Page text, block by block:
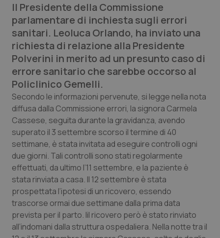
Lettere al direttore
Edizioni Regionali
QS Pro
Professionisti Sanitari.AI
Abruzzo
Basilicata
Calabria
Campania
Emilia-Romagna
QS Pro Gold
Artrite & artrosi
Asma & BPCO
Car-T
Colesterolo & coronaropatie
QS Club Newsletter
Il Presidente della Commissione
parlamentare di inchiesta sugli errori
sanitari. Leoluca Orlando, ha inviato una
richiesta di relazione alla Presidente
Polverini in merito ad un presunto caso di
errore sanitario che sarebbe occorso al
Policlinico Gemelli.
Secondo le informazioni pervenute, si legge nella nota
diffusa dalla Commissione errori, la signora Carmela
Cassese, seguita durante la gravidanza, avendo
superato il 3 settembre scorso il termine di 40
settimane, è stata invitata ad eseguire controlli ogni
due giorni. Tali controlli sono stati regolarmente
effettuati, da ultimo l’11 settembre, e la paziente è
stata rinviata a casa. Il 12 settembre è stata
prospettata l’ipotesi di un ricovero, essendo
trascorse ormai due settimane dalla prima data
prevista per il parto. Iil ricovero però è stato rinviato
all’indomani dalla struttura ospedaliera. Nella notte tra il